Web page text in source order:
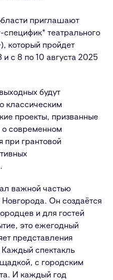
приглашают
специфик* театрального
который пройдет
и с 8 по 10 августа 2025
будут
классическим
проекты, призванные
современном
при грантовой
важной частью
Он создаётся
и для гостей
это ежегодный
представления
спектакль
с городским
И каждый год